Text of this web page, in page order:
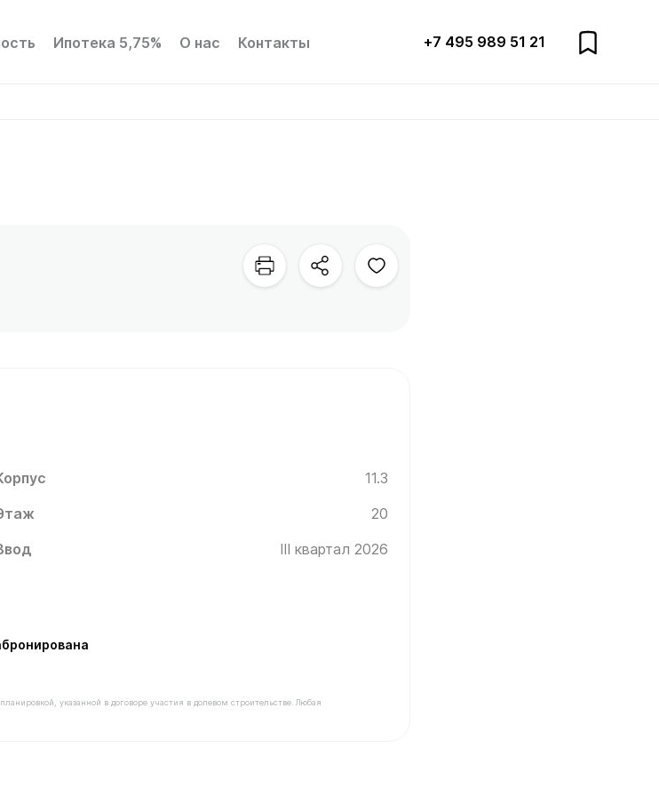
Ипотека 5,75% О нас Контакты +7 495 989 51 21
11.3
20
III квартал 2026
указанной в договоре участия в долевом строительстве. Любая